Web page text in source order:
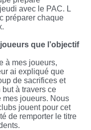
avec le PAC. L
préparer chaque
que l’objectif
à mes joueurs,
ai expliqué que
de sacrifices et
but à travers ce
mes joueurs. Nous
jouent pour cet
de remporter le titre